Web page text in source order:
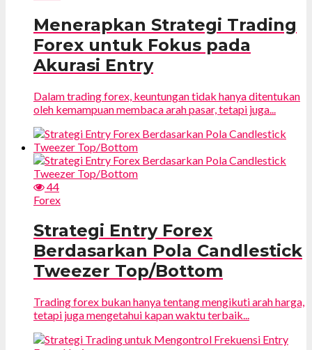
Menerapkan Strategi Trading
Forex untuk Fokus pada
Akurasi Entry
Dalam trading forex, keuntungan tidak hanya ditentukan
oleh kemampuan membaca arah pasar, tetapi juga...
44
Forex
Strategi Entry Forex
Berdasarkan Pola Candlestick
Tweezer Top/Bottom
Trading forex bukan hanya tentang mengikuti arah harga,
tetapi juga mengetahui kapan waktu terbaik...